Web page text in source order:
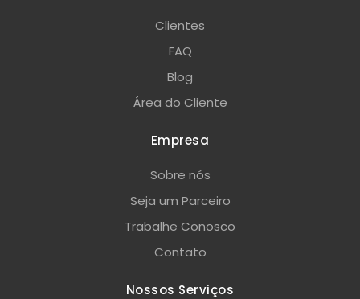
Clientes
FAQ
Blog
Área do Cliente
Empresa
Sobre nós
Seja um Parceiro
Trabalhe Conosco
Contato
Nossos Serviços